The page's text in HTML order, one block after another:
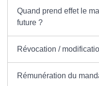
Quand prend effet le
future ?
Révocation /
Rémunération du